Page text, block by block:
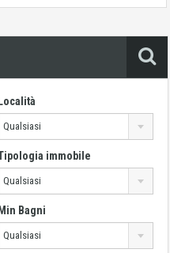
Località
Qualsiasi
immobile
Qualsiasi
Min Bagni
Qualsiasi